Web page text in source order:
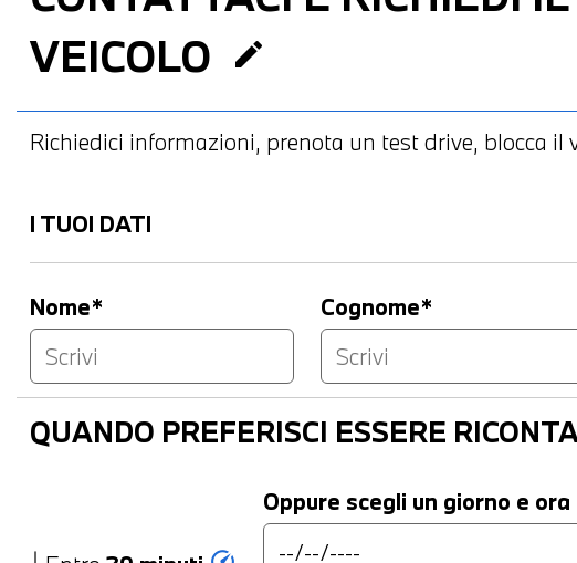
VEICOLO
edit
Richiedici informazioni, prenota un test drive, blocca il
I TUOI DATI
Nome* Cognome*
QUANDO PREFERISCI ESSERE
Oppure scegli un giorno e ora